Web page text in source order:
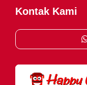
Kontak Kami